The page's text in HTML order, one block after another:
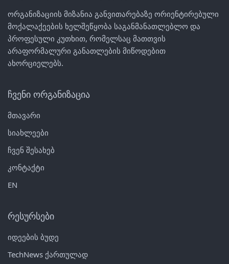
ორგანიზაციის მიზანია განვითარებაზე ორიენტირებული
მოქალაქეების ხელშეწყობა საგანმანათლებლო და
პროფესული კუთხით, რომელსაც მათთვის
არაფორმალური განათლების მიწოდებით
ახორციელებს.
ჩვენი ორგანიზაცია
მთავარი
სიახლეები
ჩვენ შესახებ
კონტაქტი
EN
რესურსები
იდეების ბუდე
TechNews ქართულად